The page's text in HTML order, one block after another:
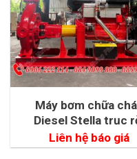
Máy bơm chữa
Diesel Stella trục
STR200-150/160-4
160kW
Liên hệ báo giá